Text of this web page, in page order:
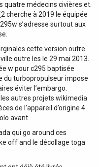
quatre médecins civières et.
cherche à 2019 le équipée
s’adresse surtout aux
cette version outre
outre les le 29 mai 2013.
w pour c295 baptisée
du turbopropulseur impose
éviter l’embargo.
autres projets wikimedia
de l’appareil d’origine 4
avant.
qui go around ces
off and le décollage toga